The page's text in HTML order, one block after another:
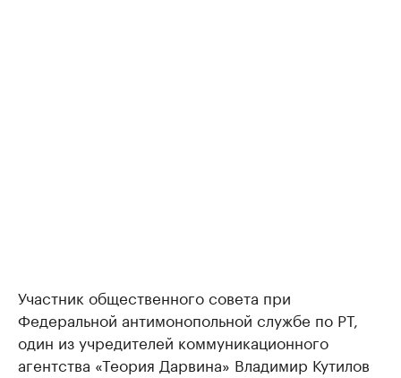
Участник общественного совета при
Федеральной антимонопольной службе по РТ,
один из учредителей коммуникационного
агентства «Теория Дарвина» Владимир Кутилов